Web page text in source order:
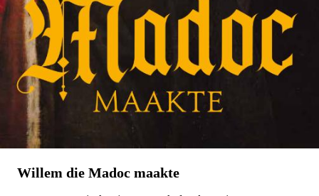
Willem die Madoc maakte